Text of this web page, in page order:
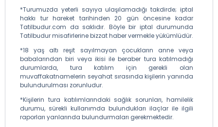
*Turumuzda yeterli sayıya ulaşılamadığı takdirde; iptal
hakkı tur hareket tarihinden 20 gün öncesine kadar
Tatilbudur.com da saklıdır. Böyle bir iptal durumunda
Tatilbudur misafirlerine bizzat haber vermekle yükümlüdür.
*18 yaş altı reşit sayılmayan çocukların anne veya
babalarından biri veya ikisi ile beraber tura katılmadığı
durumlarda, tura katılım için gerekli olan
muvaffakatnamelerin seyahat sırasında kişilerin yanında
bulundurulması zorunludur.
*Kişilerin tura katılımlarındaki sağlık sorunları, hamilelik
durumu, sürekli kullanımda bulundukları ilaçlar ile ilgili
raporları yanlarında bulundurmaları gerekmektedir.